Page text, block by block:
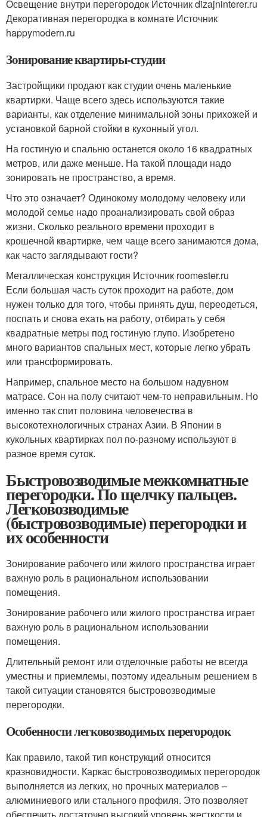
Освещение внутри перегородок Источник dizajninterer.ru
Декоративная перегородка в комнате Источник
happymodern.ru
Зонирование квартиры-студии
Застройщики продают как студии очень маленькие
квартирки. Чаще всего здесь используются такие
варианты, как отделение минимальной зоны прихожей и
установкой барной стойки в кухонный угол.
На гостиную и спальню останется около 16 квадратных
метров, или даже меньше. На такой площади надо
зонировать не пространство, а время.
Что это означает? Одинокому молодому человеку или
молодой семье надо проанализировать свой образ
жизни. Сколько реального времени проходит в
крошечной квартирке, чем чаще всего занимаются дома,
как часто заглядывают гости?
Металлическая конструкция Источник roomester.ru
Если большая часть суток проходит на работе, дом
нужен только для того, чтобы принять душ, переодеться,
поспать и снова ехать на работу, отбирать у себя
квадратные метры под гостиную глупо. Изобретено
много вариантов спальных мест, которые легко убрать
или трансформировать.
Например, спальное место на большом надувном
матрасе. Сон на полу считают чем-то неправильным. Но
именно так спит половина человечества в
высокотехнологичных странах Азии. В Японии в
кукольных квартирках пол по-разному используют в
разное время суток.
Быстровозводимые межкомнатные
перегородки. По щелчку пальцев.
Легковозводимые
(быстровозводимые) перегородки и
их особенности
Зонирование рабочего или жилого пространства играет
важную роль в рациональном использовании
помещения.
Зонирование рабочего или жилого пространства играет
важную роль в рациональном использовании
помещения.
Длительный ремонт или отделочные работы не всегда
уместны и приемлемы, поэтому идеальным решением в
такой ситуации становятся быстровозводимые
перегородки.
Особенности легковозводимых перегородок
Как правило, такой тип конструкций относится
кразновидности. Каркас быстровозводимых перегородок
выполняется из легких, но прочных материалов –
алюминиевого или стального профиля. Это позволяет